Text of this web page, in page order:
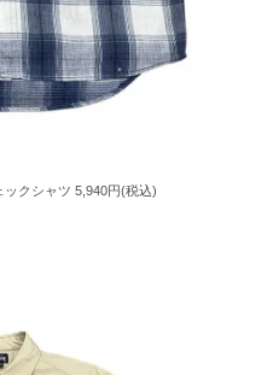
ックシャツ 5,940円(税込)